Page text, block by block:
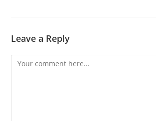
Leave a Reply
Comment